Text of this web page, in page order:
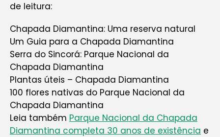
de leitura:
Chapada Diamantina: Uma reserva natural
Um Guia para a Chapada Diamantina
Serra do Sincorá: Parque Nacional da
Chapada Diamantina
Plantas úteis – Chapada Diamantina
100 flores nativas do Parque Nacional da
Chapada Diamantina
Leia também Parque Nacional da Chapada
Diamantina completa 30 anos de existência e